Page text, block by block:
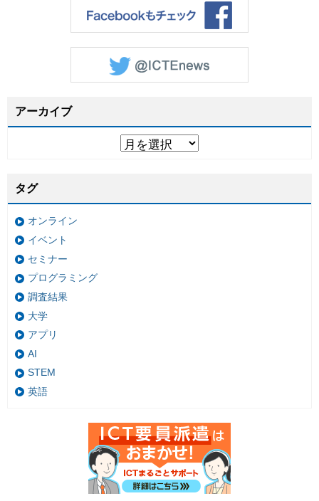
アーカイブ
タグ
オンライン
イベント
セミナー
プログラミング
調査結果
大学
アプリ
AI
STEM
英語